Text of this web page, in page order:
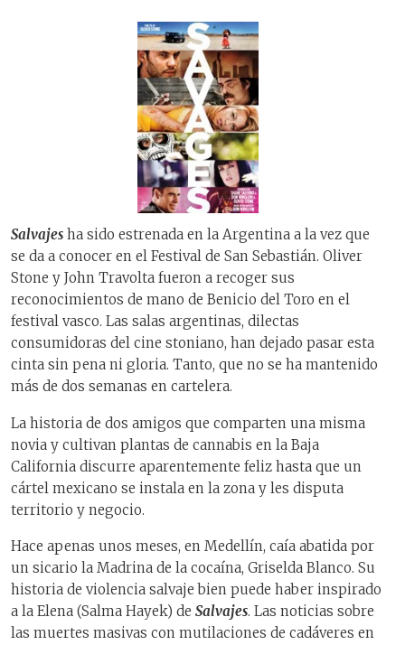
Salvajes ha sido estrenada en la Argentina a la vez que
se da a conocer en el Festival de San Sebastián. Oliver
Stone y John Travolta fueron a recoger sus
reconocimientos de mano de Benicio del Toro en el
festival vasco. Las salas argentinas, dilectas
consumidoras del cine stoniano, han dejado pasar esta
cinta sin pena ni gloria. Tanto, que no se ha mantenido
más de dos semanas en cartelera.
La historia de dos amigos que comparten una misma
novia y cultivan plantas de cannabis en la Baja
California discurre aparentemente feliz hasta que un
cártel mexicano se instala en la zona y les disputa
territorio y negocio.
Hace apenas unos meses, en Medellín, caía abatida por
un sicario la Madrina de la cocaína, Griselda Blanco. Su
historia de violencia salvaje bien puede haber inspirado
a la Elena (Salma Hayek) de Salvajes. Las noticias sobre
las muertes masivas con mutilaciones de cadáveres en